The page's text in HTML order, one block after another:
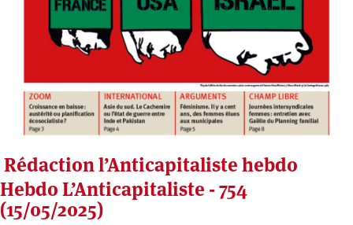
Rédaction l’Anticapitaliste hebdo
Hebdo L’Anticapitaliste - 754
(15/05/2025)